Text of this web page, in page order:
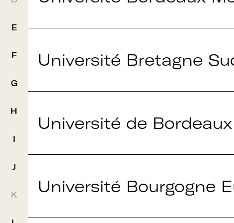
Rejoignez le
E
F
G
H
I
J
K
Université Bretagne
Université de Bordeaux
Université Bourgogne